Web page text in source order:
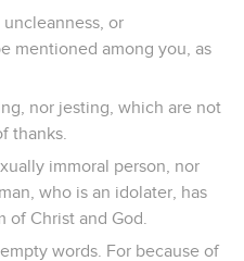
or
mentioned among you, as
nor jesting, which are not
thanks.
immoral person, nor
who is an idolater, has
Christ and God.
words. For because of